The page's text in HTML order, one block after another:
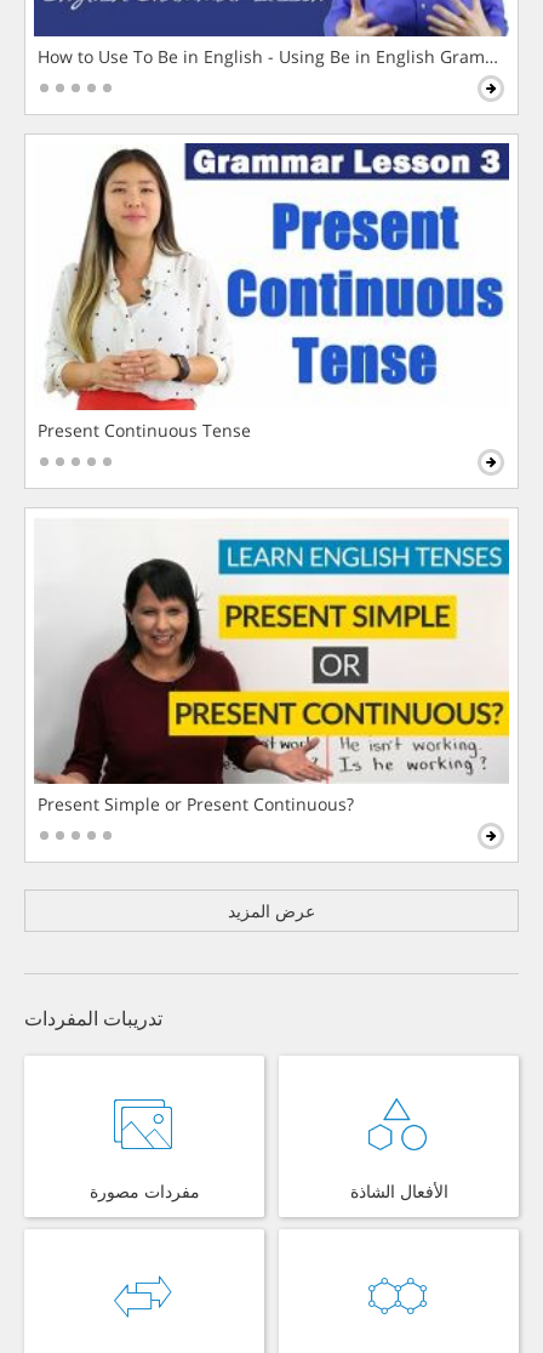
How to Use To Be in English - Using Be in English Grammar
Present Continuous Tense
Present Simple or Present Continuous?
عرض المزيد
تدريبات المفردات
مفردات مصورة الأفعال الشاذة